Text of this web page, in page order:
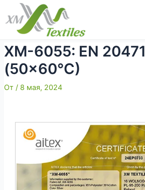
Перейти
содержимому
XM-6055: EN 20471
(50×60°C)
От / 8 мая, 2024